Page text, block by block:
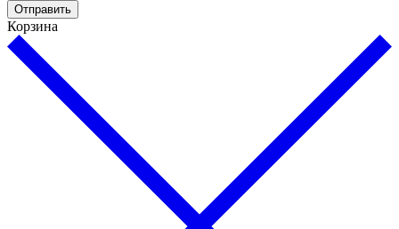
Отправить
Корзина